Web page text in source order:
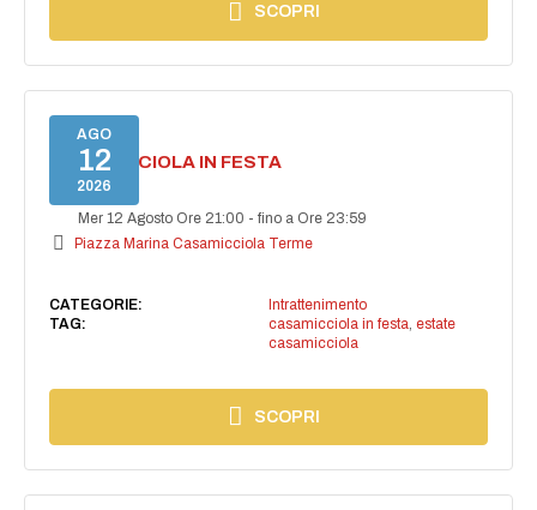
SCOPRI
AGO
12
2026
CASAMICCIOLA IN FESTA
Mer 12 Agosto Ore 21:00 -fino a Ore 23:59
Piazza Marina Casamicciola Terme
CATEGORIE:
Intrattenimento
TAG:
casamicciola in festa estate
casamicciola
SCOPRI